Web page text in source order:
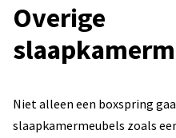
Overige
Niet alleen een boxspring
slaapkamermeubels zoals